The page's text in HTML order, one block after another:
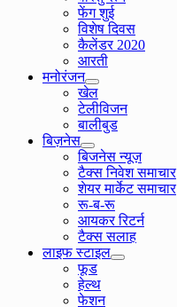
फेंग शुई
विशेष दिवस
कैलेंडर 2020
आरती
मनोरंजन
खेल
टेलीविजन
बालीबुड
बिज़नेस
बिजनेस न्यूज़
टैक्स निवेश समाचार
शेयर मार्केट समाचार
रू-ब-रू
आयकर रिटर्न
टैक्स सलाह
लाइफ स्टाइल
फूड
हेल्थ
फेशन